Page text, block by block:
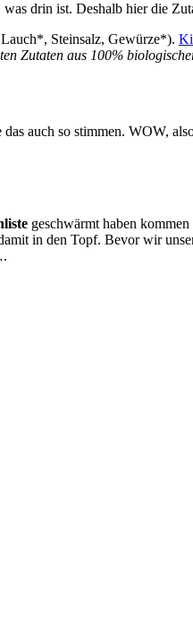
drin ist. Deshalb hier die
Steinsalz, Gewürze*).
Zutaten aus 100%
auch so stimmen. WOW,
geschwärmt haben
in den Topf. Bevor wir